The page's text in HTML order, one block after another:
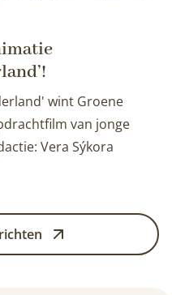
wint Groene
van jonge
Vera Sýkora